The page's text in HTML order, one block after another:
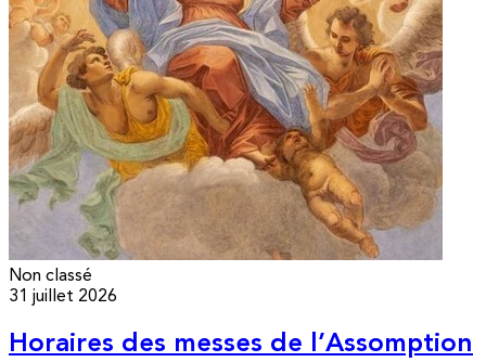
Non classé
31 juillet 2026
Horaires des messes de l’Assomption